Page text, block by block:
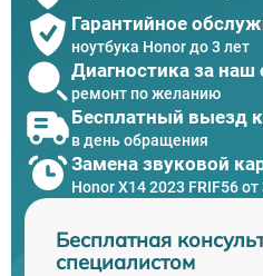
Гарантийное
ноутбука Honor до 3 лет
Диагностика за наш
ремонт по желанию
Бесплатный выезд
в день обращения
Замена звуковой
Honor X14 2023 FRIF56
Бесплатная
специалистом